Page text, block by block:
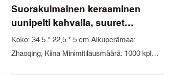
Suorakulmainen keraaminen
uunipelti kahvalla, suuret
posliinivuoat pataruokiin,
lasagneen, paahtamiseen ja
Koko: 34,5 * 22,5 * 5 cm Alkuperämaa:
Zhaoqing, Kiina Minimitilausmäärä: 1000 kpl